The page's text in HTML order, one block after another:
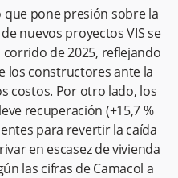
pone presión sobre la
nuevos proyectos VIS se
de 2025, reflejando
los constructores ante la
costos. Por otro lado, los
recuperación (+15,7 %
para revertir la caída
en escasez de vivienda
las cifras de Camacol a